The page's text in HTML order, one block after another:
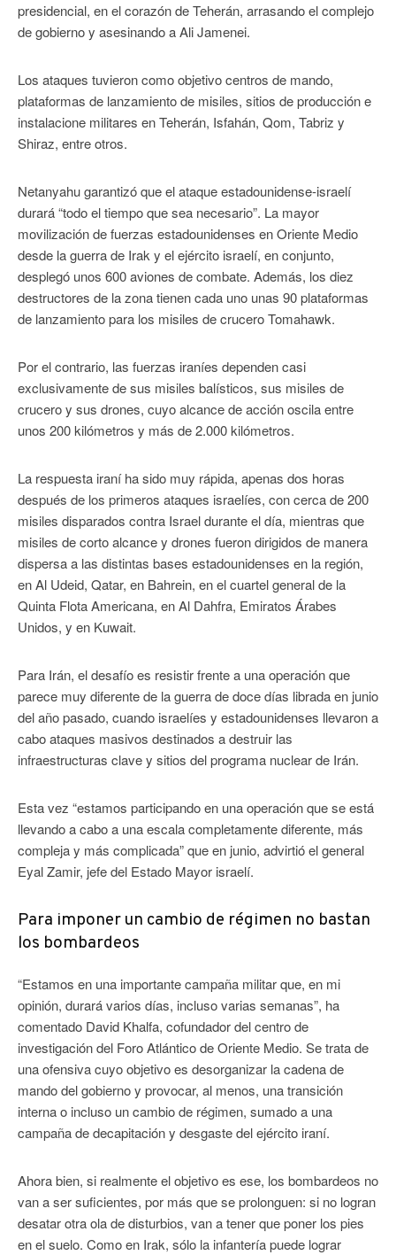
presidencial, en el corazón de Teherán, arrasando el complejo
de gobierno y asesinando a Ali Jamenei.
Los ataques tuvieron como objetivo centros de mando,
plataformas de lanzamiento de misiles, sitios de producción e
instalacione militares en Teherán, Isfahán, Qom, Tabriz y
Shiraz, entre otros.
Netanyahu garantizó que el ataque estadounidense-israelí
durará “todo el tiempo que sea necesario”. La mayor
movilización de fuerzas estadounidenses en Oriente Medio
desde la guerra de Irak y el ejército israelí, en conjunto,
desplegó unos 600 aviones de combate. Además, los diez
destructores de la zona tienen cada uno unas 90 plataformas
de lanzamiento para los misiles de crucero Tomahawk.
Por el contrario, las fuerzas iraníes dependen casi
exclusivamente de sus misiles balísticos, sus misiles de
crucero y sus drones, cuyo alcance de acción oscila entre
unos 200 kilómetros y más de 2.000 kilómetros.
La respuesta iraní ha sido muy rápida, apenas dos horas
después de los primeros ataques israelíes, con cerca de 200
misiles disparados contra Israel durante el día, mientras que
misiles de corto alcance y drones fueron dirigidos de manera
dispersa a las distintas bases estadounidenses en la región,
en Al Udeid, Qatar, en Bahrein, en el cuartel general de la
Quinta Flota Americana, en Al Dahfra, Emiratos Árabes
Unidos, y en Kuwait.
Para Irán, el desafío es resistir frente a una operación que
parece muy diferente de la guerra de doce días librada en junio
del año pasado, cuando israelíes y estadounidenses llevaron a
cabo ataques masivos destinados a destruir las
infraestructuras clave y sitios del programa nuclear de Irán.
Esta vez “estamos participando en una operación que se está
llevando a cabo a una escala completamente diferente, más
compleja y más complicada” que en junio, advirtió el general
Eyal Zamir, jefe del Estado Mayor israelí.
Para imponer un cambio de régimen no bastan
los bombardeos
“Estamos en una importante campaña militar que, en mi
opinión, durará varios días, incluso varias semanas”, ha
comentado David Khalfa, cofundador del centro de
investigación del Foro Atlántico de Oriente Medio. Se trata de
una ofensiva cuyo objetivo es desorganizar la cadena de
mando del gobierno y provocar, al menos, una transición
interna o incluso un cambio de régimen, sumado a una
campaña de decapitación y desgaste del ejército iraní.
Ahora bien, si realmente el objetivo es ese, los bombardeos no
van a ser suficientes, por más que se prolonguen: si no logran
desatar otra ola de disturbios, van a tener que poner los pies
en el suelo. Como en Irak, sólo la infantería puede lograr